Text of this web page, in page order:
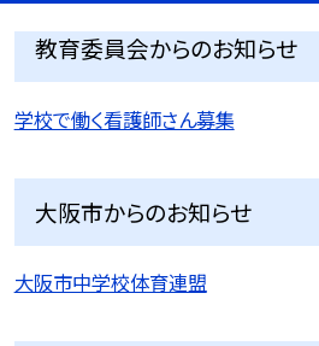
教育委員会からのお知らせ
学校で働く看護師さん募集
大阪市からのお知らせ
大阪市中学校体育連盟